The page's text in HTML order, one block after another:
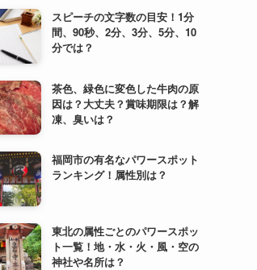
スピーチの文字数の目安！1分
間、90秒、2分、3分、5分、10
分では？
茶色、緑色に変色した牛肉の原
因は？大丈夫？賞味期限は？解
凍、臭いは？
福岡市の有名なパワースポット
ランキング！属性別は？
東北の属性ごとのパワースポッ
ト一覧！地・水・火・風・空の
神社や名所は？